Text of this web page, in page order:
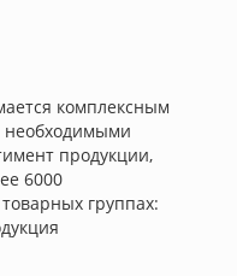
комплексным
необходимыми
продукции,
6000
группах: